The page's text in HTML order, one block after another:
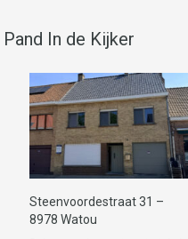
Pand In de Kijker
Steenvoordestraat 31 –
8978 Watou